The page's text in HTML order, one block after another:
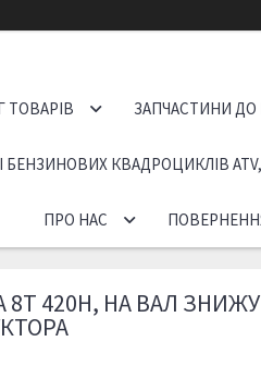
ТОВАРІВ ЗАПЧАСТИНИ ДО
КВАДРОЦИКЛІВ ATV,
ПРО НАС
8T 420H, НА ВАЛ